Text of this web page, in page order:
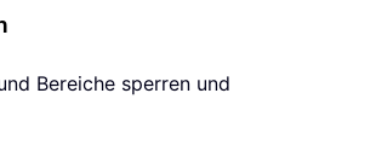
Bereiche sperren und